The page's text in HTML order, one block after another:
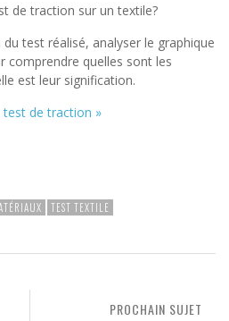
de traction sur un textile?
du test réalisé, analyser le graphique
comprendre quelles sont les
est leur signification.
test de traction »
TEST TEXTILE
PROCHAIN SUJET